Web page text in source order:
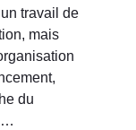
travail de
mais
du